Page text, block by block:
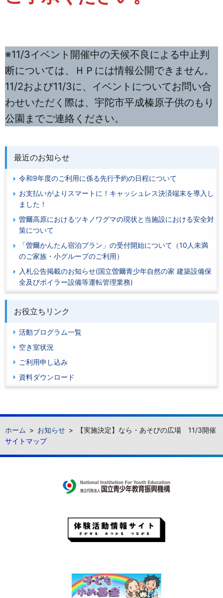
※11/3イベント開催中の天候不良による中止判
断については、ＨＰには情報公開できません。
11/2および11/3に、イベントについてお問い合
わせいただく際は、宇陀市平成榛原子供のもり
公園までご連絡ください。
最近のお知らせ
令和9年度のご利用に係る先行予約の日程について
お支払いがよりスマートに！キャッシュレス決済端末を導入し
ました！
曽爾高原におけるツキノワグマの現状と当施設における安全対
策について
「曽爾かんたん宿泊プラン」の受付開始について（10人未満
のご家族・小グループのご利用）
入札公告掲載のお知らせ(国立曽爾青少年自然の家 建築設備保
全及びボイラー設備等運転管理業務)
お役立ちリンク
活動プログラム一覧
空き室状況
ご利用申し込み
資料ダウンロード
ホーム お知らせ
【実施決定】なら・あそびの広場 11/3開催
サイトマップ